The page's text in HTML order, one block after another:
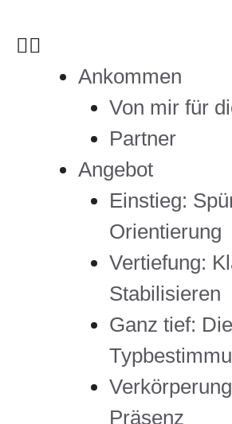
Ankommen
Von mir für
Partner
Angebot
Einstieg:
Orientierung
Vertiefung:
Stabilisieren
Ganz tief:
Präsenz